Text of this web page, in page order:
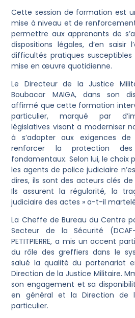
Cette session de formation est
mise à niveau et de
permettre aux apprenants de
dispositions légales, d’en saisir
difficultés pratiques
mise en œuvre quotidienne.
Le Directeur de la Justice
Boubacar MAIGA, dans son
affirmé que cette formation
particulier, marqué par
législatives visant a moderniser
à s’adapter aux exigences
renforcer la protection
fondamentaux. Selon lui, le choix
les agents de police judiciaire
dires, ils sont des acteurs clés
Ils assurent la régularité, la
judiciaire des actes » a-t-il
La Cheffe de Bureau du Centre
Secteur de la Sécurité
PETITPIERRE, a mis un accent
du rôle des greffiers dans le
salué la qualité du partenariat
Direction de la Justice Militaire.
son engagement et sa
en général et la Direction de
particulier.